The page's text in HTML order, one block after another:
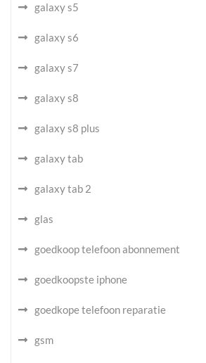
galaxy s5
galaxy s6
galaxy s7
galaxy s8
galaxy s8 plus
galaxy tab
galaxy tab 2
glas
goedkoop telefoon abonnement
goedkoopste iphone
goedkope telefoon reparatie
gsm